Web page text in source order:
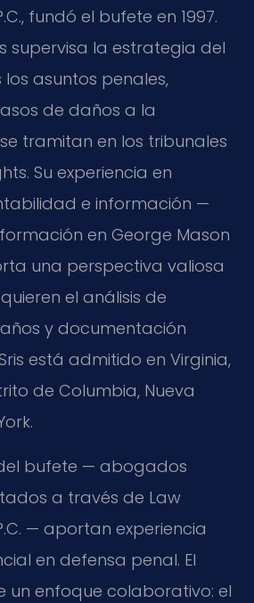
fundó el bufete en 1997.
supervisa la estrategia del
asuntos penales,
de daños a la
tramitan en los tribunales
Su experiencia en
e información —
en George Mason
una perspectiva valiosa
el análisis de
y documentación
está admitido en Virginia,
de Columbia, Nueva
bufete — abogados
a través de Law
— aportan experiencia
en defensa penal. El
un enfoque colaborativo: el